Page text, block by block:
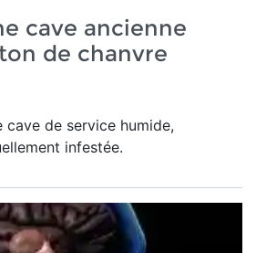
cave ancienne
de chanvre
cave de service humide,
infestée.